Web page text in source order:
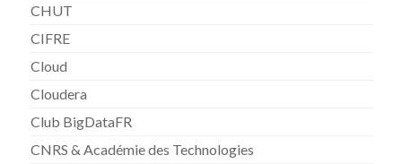
CHUT
CIFRE
Cloud
Cloudera
Club BigDataFR
CNRS & Académie des Technologies